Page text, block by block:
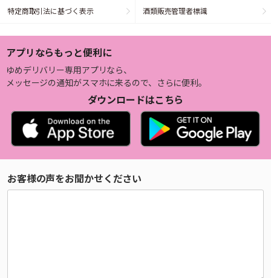
特定商取引法に基づく表示 酒類販売管理者標識
アプリならもっと便利に
ゆめデリバリー専用アプリなら、
メッセージの通知がスマホに来るので、さらに便利。
ダウンロードはこちら
お客様の声をお聞かせください